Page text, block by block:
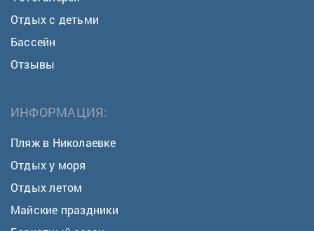
Отдых с детьми
Бассейн
Отзывы
ИНФОРМАЦИЯ:
Пляж в Николаевке
Отдых у моря
Отдых летом
Майские праздники